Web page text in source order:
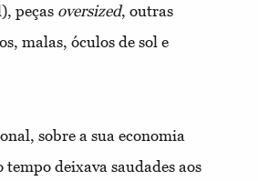
peças oversized, outras
malas, óculos de sol e
sobre a sua economia
deixava saudades aos